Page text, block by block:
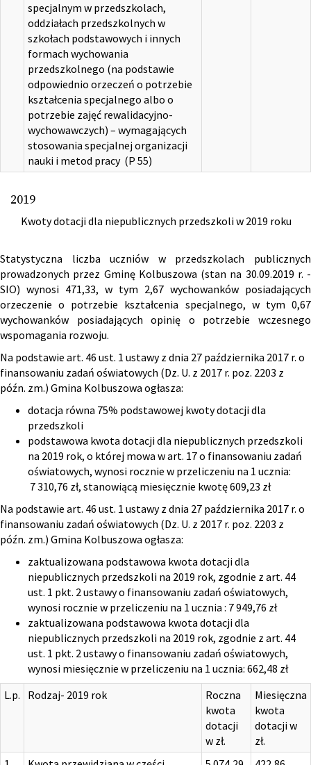
specjalnym w przedszkolach,
oddziałach przedszkolnych w
szkołach podstawowych i innych
formach wychowania
przedszkolnego (na podstawie
odpowiednio orzeczeń o potrzebie
kształcenia specjalnego albo o
potrzebie zajęć rewalidacyjno-
wychowawczych) – wymagających
stosowania specjalnej organizacji
nauki i metod pracy (P 55)
2019
Kwoty dotacji dla niepublicznych przedszkoli w 2019 roku
Statystyczna liczba uczniów w przedszkolach publicznych
prowadzonych przez Gminę Kolbuszowa (stan na 30.09.2019 r. -
SIO) wynosi 471,33, w tym 2,67 wychowanków posiadających
orzeczenie o potrzebie kształcenia specjalnego, w tym 0,67
wychowanków posiadających opinię o potrzebie wczesnego
wspomagania rozwoju.
Na podstawie art. 46 ust. 1 ustawy z dnia 27 października 2017 r. o
finansowaniu zadań oświatowych (Dz. U. z 2017 r. poz. 2203 z
późn. zm.) Gmina Kolbuszowa ogłasza:
dotacja równa 75% podstawowej kwoty dotacji dla
przedszkoli
podstawowa kwota dotacji dla niepublicznych przedszkoli
na 2019 rok, o której mowa w art. 17 o finansowaniu zadań
oświatowych, wynosi rocznie w przeliczeniu na 1 ucznia:
7 310,76 zł, stanowiącą miesięcznie kwotę 609,23 zł
Na podstawie art. 46 ust. 1 ustawy z dnia 27 października 2017 r. o
finansowaniu zadań oświatowych (Dz. U. z 2017 r. poz. 2203 z
późn. zm.) Gmina Kolbuszowa ogłasza:
zaktualizowana podstawowa kwota dotacji dla
niepublicznych przedszkoli na 2019 rok, zgodnie z art. 44
ust. 1 pkt. 2 ustawy o finansowaniu zadań oświatowych,
wynosi rocznie w przeliczeniu na 1 ucznia : 7 949,76 zł
zaktualizowana podstawowa kwota dotacji dla
niepublicznych przedszkoli na 2019 rok, zgodnie z art. 44
ust. 1 pkt. 2 ustawy o finansowaniu zadań oświatowych,
wynosi miesięcznie w przeliczeniu na 1 ucznia: 662,48 zł
L.p.
Rodzaj- 2019 rok
Roczna
kwota
dotacji
w zł.
Miesięczna
kwota
dotacji w
zł.